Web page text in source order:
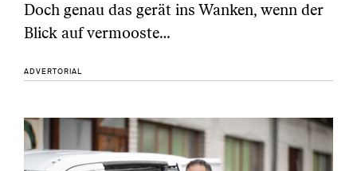
Doch genau das gerät ins Wanken, wenn der
Blick auf vermooste…
ADVERTORIAL